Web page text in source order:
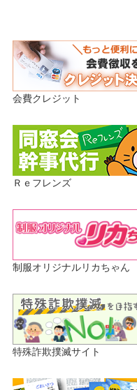
会費クレジット
Ｒｅフレンズ
制服オリジナルリカちゃん
特殊詐欺撲滅サイト